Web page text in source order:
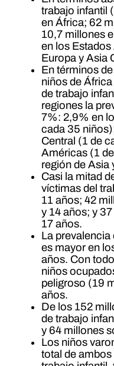
trabajo infantil
en África; 62
10,7 millones
en los
Europa y Asia
En términos
niños de
de trabajo
regiones la
7%: 2,9% en
cada 35
Central (1 de
Américas (1
región de Asia
Casi la mitad
víctimas del
11 años; 42
y 14 años; y
17 años.
La prevalencia
es mayor en
años. Con
niños
peligroso (19
años.
De los 152
de trabajo
y 64 millones
Los niños
total de